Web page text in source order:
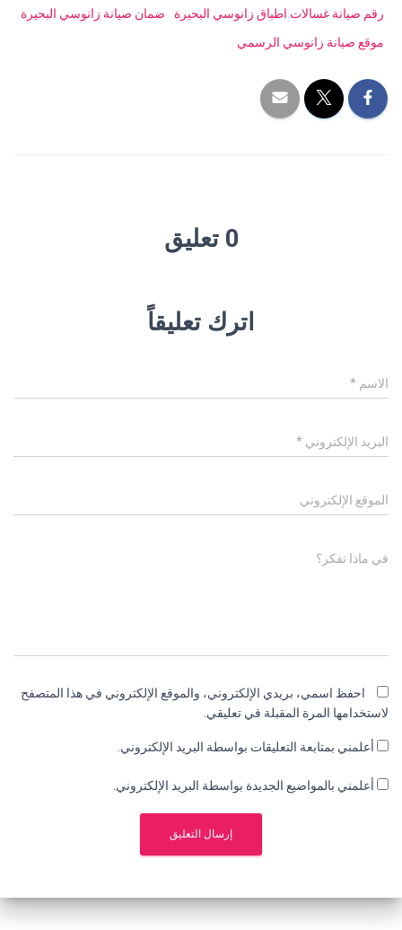
رقم صيانة غسالات اطباق زانوسي البحيرة
ضمان صيانة زانوسي البحيرة
موقع صيانة زانوسي الرسمي
0 تعليق
اترك تعليقاً
الاسم *
البريد الإلكتروني *
الموقع الإلكتروني
في ماذا تفكر؟
احفظ اسمي، بريدي الإلكتروني، والموقع الإلكتروني في هذا المتصفح
لاستخدامها المرة المقبلة في تعليقي.
أعلمني بمتابعة التعليقات بواسطة البريد الإلكتروني.
أعلمني بالمواضيع الجديدة بواسطة البريد الإلكتروني.